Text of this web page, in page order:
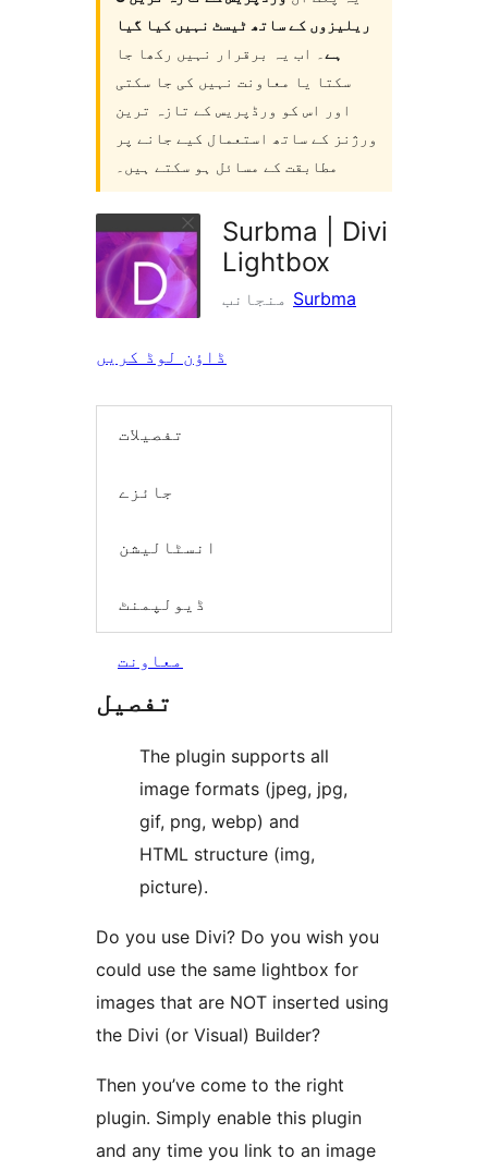
ریلیزوں کے ساتھ ٹیسٹ نہیں کیا گیا
ہے ۔ اب یہ برقرار نہیں رکھا جا
سکتا یا معاونت نہیں کی جا سکتی
اور اس کو ورڈپریس کے تازہ ترین
ورژنز کے ساتھ استعمال کیے جانے پر
مطابقت کے مسائل ہو سکتے ہیں۔
Surbma | Divi
Lightbox
Surbma
ڈاؤن لوڈ کریں
تفصیلات
جائزے
انسٹالیشن
ڈیولپمنٹ
معاونت
تفصیل
The plugin supports all
image formats (jpeg, jpg,
gif, png, webp) and
HTML structure (img,
picture).
Do you use Divi? Do you wish you
could use the same lightbox for
images that are NOT inserted using
the Divi (or Visual) Builder?
Then you’ve come to the right
plugin. Simply enable this plugin
and any time you link to an image